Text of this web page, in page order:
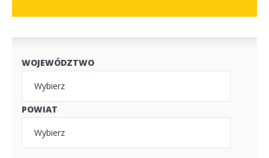
WOJEWÓDZTWO
Wybierz
POWIAT
Wybierz